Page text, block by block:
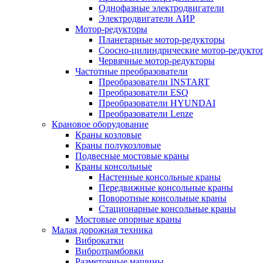
Однофазные электродвигатели
Электродвигатели АИР
Мотор-редукторы
Планетарные мотор-редукторы
Соосно-цилиндрические мотор-
Червячные мотор-редукторы
Частотные преобразователи
Преобразователи INSTART
Преобразователи ESQ
Преобразователи HYUNDAI
Преобразователи Lenze
Крановое оборудование
Краны козловые
Краны полукозловые
Подвесные мостовые краны
Краны консольные
Настенные консольные краны
Передвижные консольные краны
Поворотные консольные краны
Стационарные консольные краны
Мостовые опорные краны
Малая дорожная техника
Виброкатки
Вибротрамбовки